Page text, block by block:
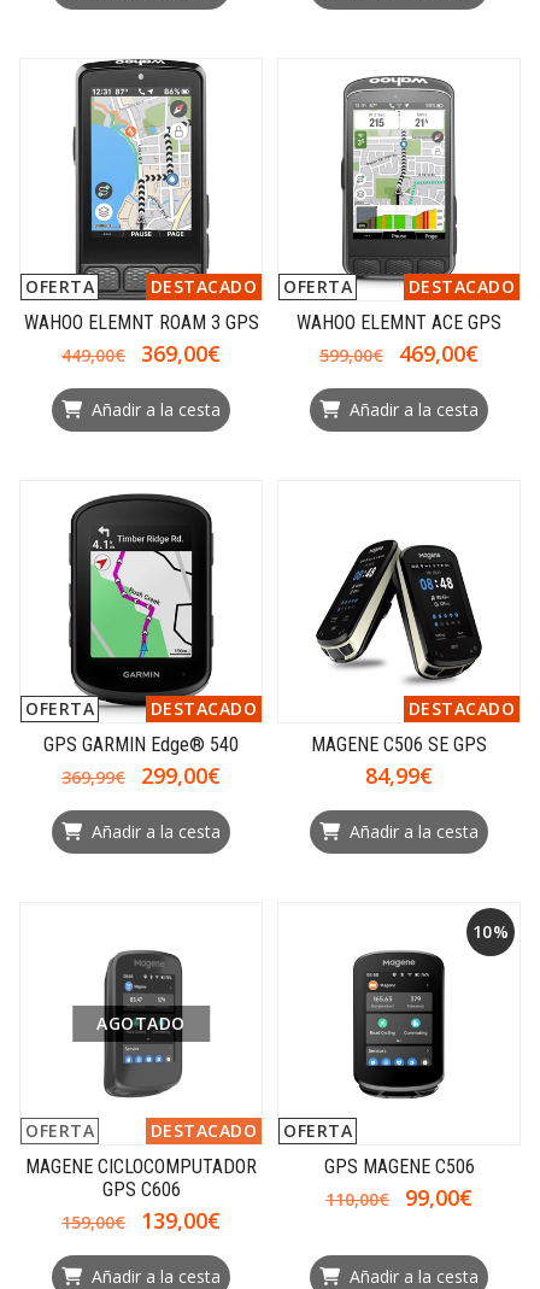
OFERTA
DESTACADO
WAHOO ELEMNT ROAM 3 GPS
449,00€
369,00€
Añadir a la cesta
OFERTA
DESTACADO
WAHOO ELEMNT ACE GPS
599,00€
469,00€
Añadir a la cesta
OFERTA
DESTACADO
GPS GARMIN Edge® 540
369,99€
299,00€
Añadir a la cesta
DESTACADO
MAGENE C506 SE GPS
84,99€
Añadir a la cesta
OFERTA DESTACADO
AGOTADO
MAGENE CICLOCOMPUTADOR
GPS C606
159,00€
139,00€
Añadir a la cesta
10%
OFERTA
GPS MAGENE C506
110,00€
99,00€
Añadir a la cesta